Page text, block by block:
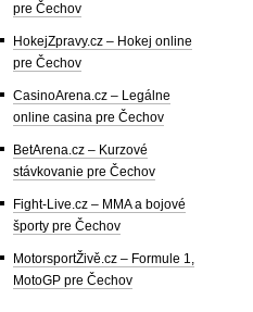
pre Čechov
HokejZpravy.cz – Hokej online
pre Čechov
CasinoArena.cz – Legálne
online casina pre Čechov
BetArena.cz – Kurzové
stávkovanie pre Čechov
Fight-Live.cz – MMA a bojové
športy pre Čechov
MotorsportŽivě.cz – Formule 1,
MotoGP pre Čechov